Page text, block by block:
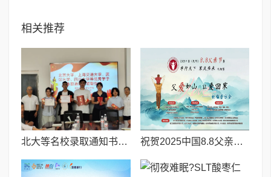
相关推荐
北大等名校录取通知书送达仪式在喀什市特区实验学校暖心举行 祝贺2025中国8.8父亲节“孝行天下家风传承”论坛暨祈福音乐会圆满成功